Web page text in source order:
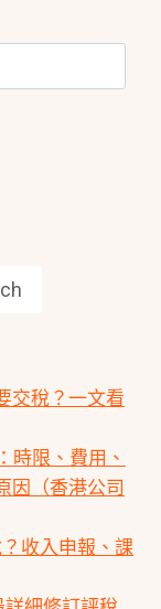
交稅？一文看
時限、費用、
因（香港公司
收入申報、課